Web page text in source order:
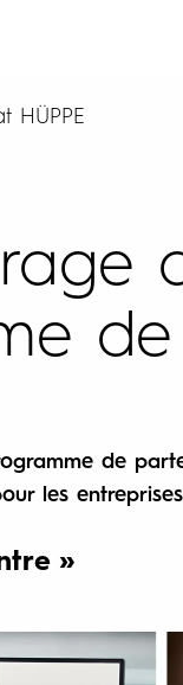
HÜPPE
de
les
»